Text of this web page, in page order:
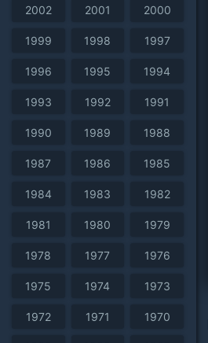
2002 2001 2000
1999 1998 1997
1996 1995 1994
1993 1992 1991
1990 1989 1988
1987 1986 1985
1984 1983 1982
1981 1980 1979
1978 1977 1976
1975 1974 1973
1972 1971 1970